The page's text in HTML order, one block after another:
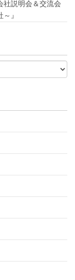
社説明会＆交流会
』